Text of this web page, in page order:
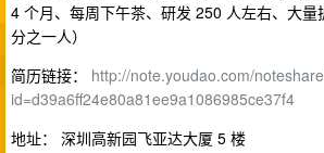
4 个月、每周下午茶、研发 250 人左右、大量
分之一人）
简历链接： http://note.youdao.com/
id=d39a6ff24e80a81ee9a1086985ce37f4
地址： 深圳高新园飞亚达大厦 5 楼